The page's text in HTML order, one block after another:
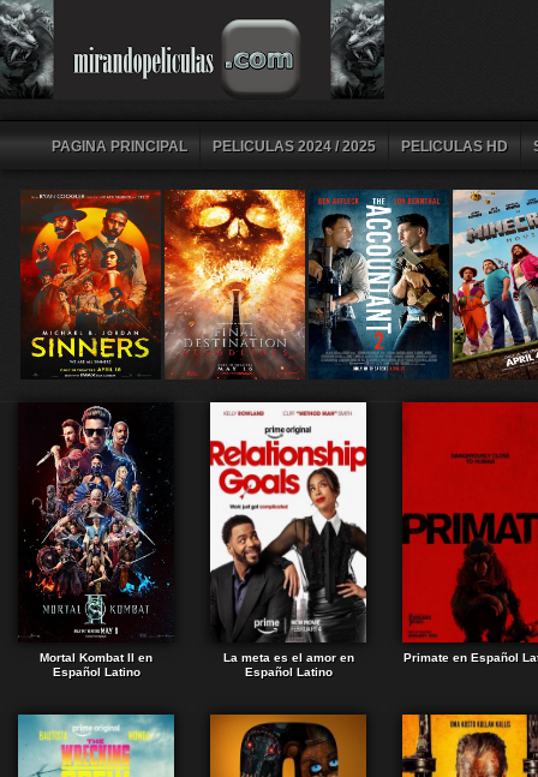
PAGINA PRINCIPAL PELICULAS 2024 / 2025 PELICULAS HD
Mortal Kombat II en
Español Latino
La meta es el amor en
Español Latino
Primate en Español